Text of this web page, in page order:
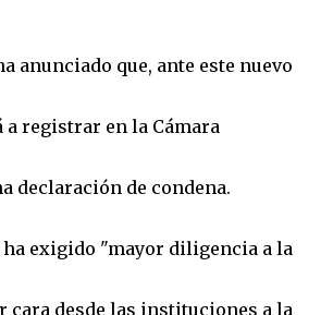
anunciado que, ante este nuevo
a registrar en la Cámara
declaración de condena.
ha exigido "mayor diligencia a la
cara desde las instituciones a la